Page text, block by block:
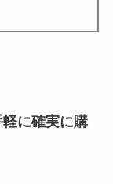
に確実に購